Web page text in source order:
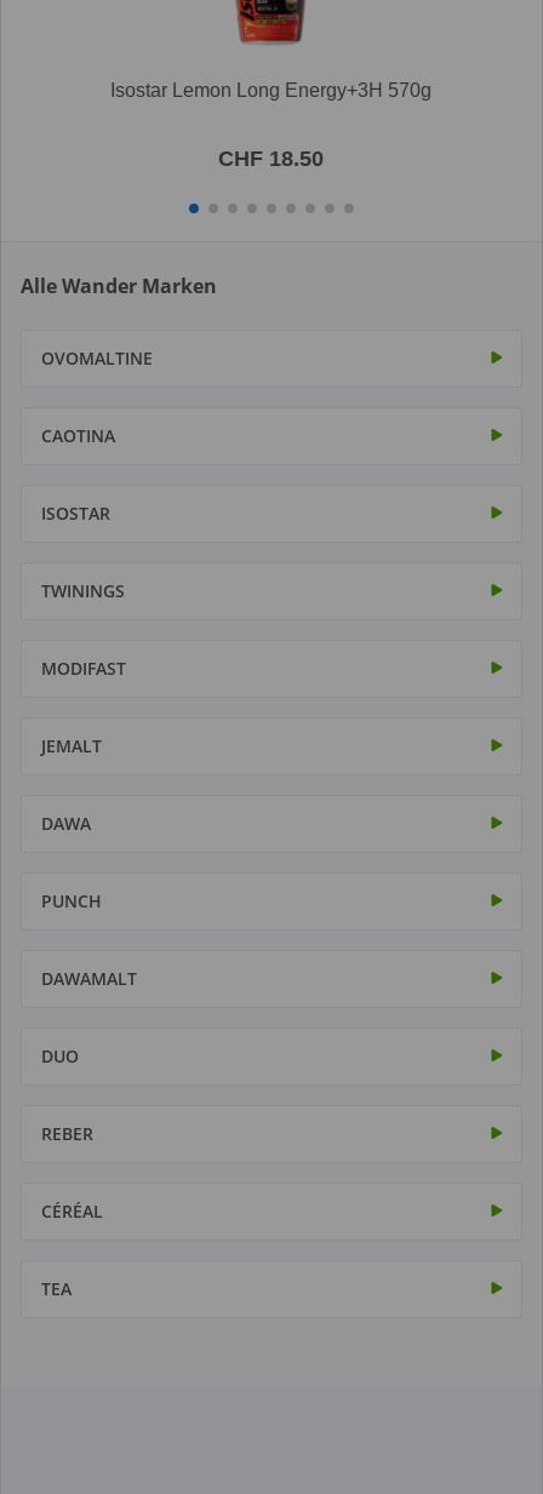
Isostar Lemon Long Energy+3H 570g
CHF 18.50
Alle Wander Marken
OVOMALTINE
CAOTINA
ISOSTAR
TWININGS
MODIFAST
JEMALT
DAWA
PUNCH
DAWAMALT
DUO
REBER
CÉRÉAL
TEA